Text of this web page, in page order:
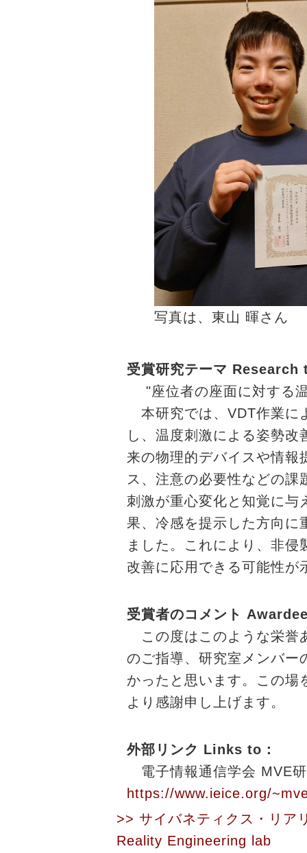
写真は、東山 暉さん
受賞研究テーマ Research
"座位者の座面に対する
本研究では、VDT作業に
し、温度刺激による姿勢
来の物理的デバイスや情報
ス、注意の必要性などの
刺激が重心変化と知覚に与
果、冷感を提示した方向に
ました。これにより、非
改善に応用できる可能性が
受賞者のコメント
この度はこのような栄誉
のご指導、研究室メンバー
かったと思います。この場
より感謝申し上げます。
外部リンク Links to：
電子情報通信学会 MVE
https://www.ieice.org/
>> サイバネティクス・リア
Reality Engineering lab